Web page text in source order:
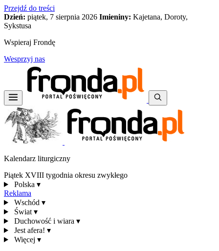
Przejdź do treści
Dzień: piątek, 7 sierpnia 2026 Imieniny: Kajetana, Doroty,
Sykstusa
Wspieraj Frondę
Wesprzyj nas
Kalendarz liturgiczny
Piątek XVIII tygodnia okresu zwykłego
Polska ▾
Reklama
Wschód ▾
Świat ▾
Duchowość i wiara ▾
Jest afera! ▾
Więcej ▾